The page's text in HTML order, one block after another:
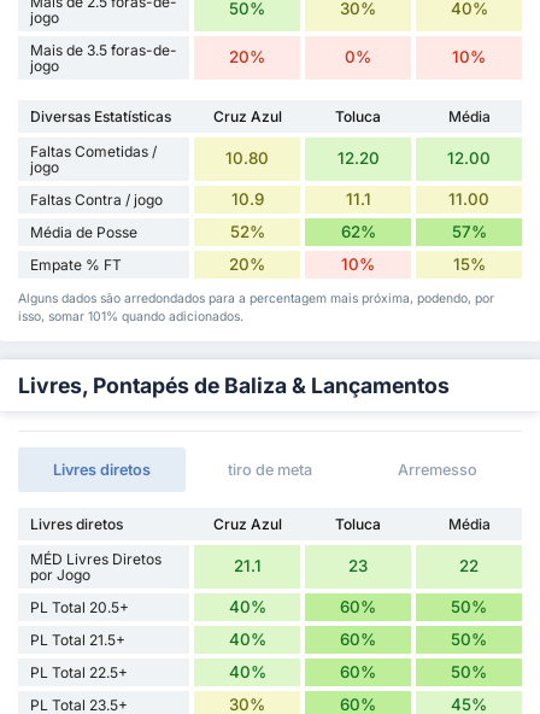
jogo
50% 30% 40%
Mais de 3.5 foras-de-
jogo
20% 0% 10%
Diversas Estatísticas Cruz Azul Toluca
Média
Faltas Cometidas /
jogo
10.80 12.20 12.00
Faltas Contra / jogo 10.9 11.1 11.00
Média de Posse 52% 62% 57%
Empate % FT 20% 10% 15%
Alguns dados são arredondados para a percentagem mais próxima, podendo, por
isso, somar 101% quando adicionados.
Livres, Pontapés de Baliza & Lançamentos
Livres diretos tiro de meta Arremesso
Livres diretos Cruz Azul Toluca
Média
MÉD Livres Diretos
por Jogo
21.1 23 22
PL Total 20.5+ 40% 60% 50%
PL Total 21.5+ 40% 60% 50%
PL Total 22.5+ 40% 60% 50%
PL Total 23.5+ 30% 60% 45%